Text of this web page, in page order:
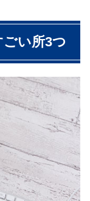
い所3つ